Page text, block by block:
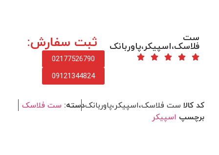
ست
فلاسک،اسپیکر،پاوربانک ثبت سفارش:
02177526790
09121344824
کد کالا ست فلاسک،اسپیکر،پاوربانکدسته: ست فلاسک
برچسپ اسپیکر